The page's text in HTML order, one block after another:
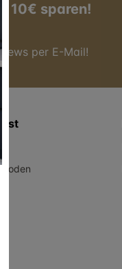
10€ sparen!
per E-Mail!